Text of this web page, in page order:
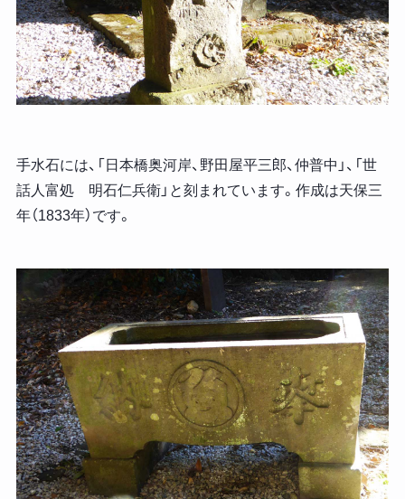
手水石には、「日本橋奥河岸、野田屋平三郎、仲普中」、「世
話人富処 明石仁兵衛」と刻まれています。作成は天保三
年（1833年）です。